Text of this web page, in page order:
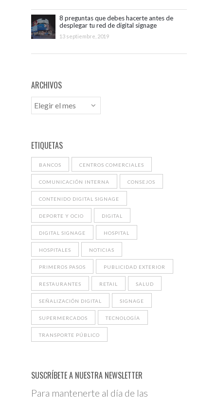
8 preguntas que debes hacerte antes de
desplegar tu red de digital signage
13 septiembre, 2019
ARCHIVOS
ETIQUETAS
BANCOS CENTROS COMERCIALES
COMUNICACIÓN INTERNA CONSEJOS
CONTENIDO DIGITAL SIGNAGE
DEPORTE Y OCIO DIGITAL
DIGITAL SIGNAGE HOSPITAL
HOSPITALES NOTICIAS
PRIMEROS PASOS PUBLICIDAD EXTERIOR
RESTAURANTES RETAIL SALUD
SEÑALIZACIÓN DIGITAL SIGNAGE
SUPERMERCADOS TECNOLOGÍA
TRANSPORTE PÚBLICO
SUSCRÍBETE A NUESTRA NEWSLETTER
Para mantenerte al día de las